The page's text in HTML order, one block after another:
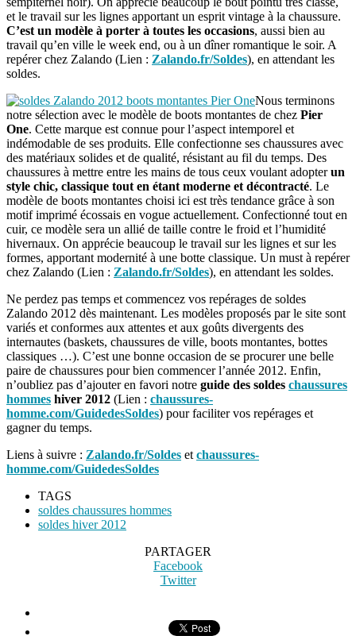
et le travail sur les lignes apportant un esprit vintage à la chaussure.
C’est un modèle à porter à toutes les occasions, aussi bien au
travail qu’en ville le week end, ou à un dîner romantique le soir. A
repérer chez Zalando (Lien : Zalando.fr/Soldes), en attendant les
soldes.
Nous terminons
notre sélection avec le modèle de boots montantes de chez Pier
One. Cette marque est connue pour l’aspect intemporel et
indémodable de ses produits. Elle confectionne ses chaussures avec
des matériaux solides et de qualité, résistant au fil du temps. Des
chaussures à mettre entre les mains de tous ceux voulant adopterun
style chic, classique tout en étant moderne et décontracté. Le
modèle de boots montantes choisi ici est très tendance grâce à son
motif imprimé écossais en vogue actuellement. Confectionné tout en
cuir, ce modèle sera un allié de taille contre le froid et l’humidité
hivernaux. On apprécie beaucoup le travail sur les lignes et sur les
formes, apportant modernité à une botte classique. Un must à repérer
chez Zalando (Lien : Zalando.fr/Soldes), en attendant les soldes.
Ne perdez pas temps et commencez vos repérages de soldes
Zalando 2012 dès maintenant. Les modèles proposés par le site sont
variés et conformes aux attentes et aux goûts divergents des
internautes (baskets, chaussures de ville, boots montantes, bottes
classiques …). C’est une bonne occasion de se procurer une belle
paire de chaussures pour bien commencer l’année 2012. Enfin,
n’oubliez pas d’ajouter en favori notre guide des soldes chaussures
hommes hiver 2012 (Lien : chaussures-
homme.com/GuidedesSoldes) pour faciliter vos repérages et
gagner du temps.
Liens à suivre : Zalando.fr/Soldes et chaussures-
homme.com/GuidedesSoldes
TAGS
soldes chaussures hommes
soldes hiver 2012
PARTAGER
Facebook
Twitter